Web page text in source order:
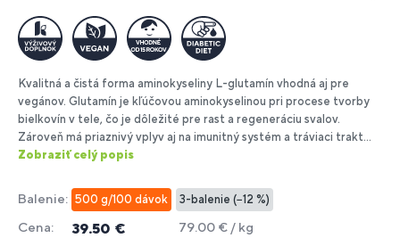
Kvalitná a čistá forma aminokyseliny L-glutamín vhodná aj pre
vegánov. Glutamín je kľúčovou aminokyselinou pri procese tvorby
bielkovín v tele, čo je dôležité pre rast a regeneráciu svalov.
Zároveň má priaznivý vplyv aj na imunitný systém a tráviaci trakt...
Zobraziť celý popis
Balenie: 500 g/100 dávok 3-balenie (−12 %)
Cena: 39.50 € 79.00 € / kg